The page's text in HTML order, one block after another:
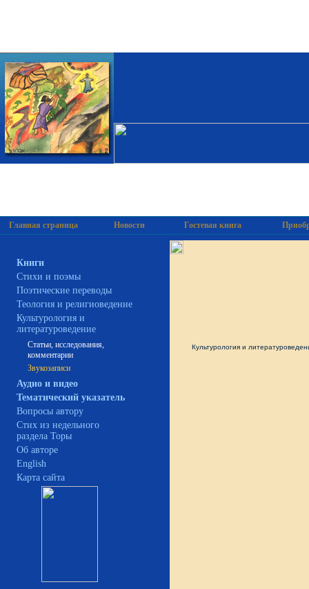
Главная страница Новости Гостевая книга
Книги
Cтихи и поэмы
Поэтические переводы
Теология и религиоведение
Культурология и
литературоведение
Статьи, исследования,
комментарии
Звукозаписи
Аудио и видео
Тематический указатель
Вопросы автору
Стих из недельного
раздела Торы
Об авторе
English
Карта сайта
Культурология и